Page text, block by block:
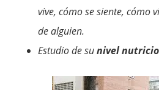
vive, cómo se siente, cómo
de alguien.
Estudio de sunivel